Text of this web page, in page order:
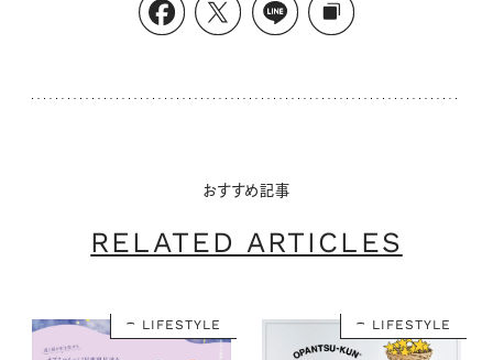
おすすめ記事
RELATED ARTICLES
LIFESTYLE LIFESTYLE